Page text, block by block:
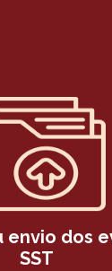
dos
SST